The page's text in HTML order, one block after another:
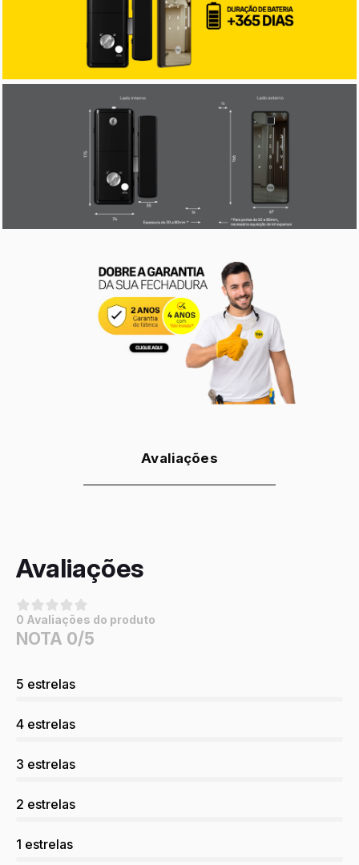
Avaliações
Avaliações
0 Avaliações do produto
NOTA 0/5
5 estrelas
4 estrelas
3 estrelas
2 estrelas
1 estrelas